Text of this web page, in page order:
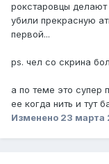
рокстаровцы
убили прекрасную
первой...
ps. чел со скрина
а по теме это супер
ее когда нить и тут
Изменено 23 марта